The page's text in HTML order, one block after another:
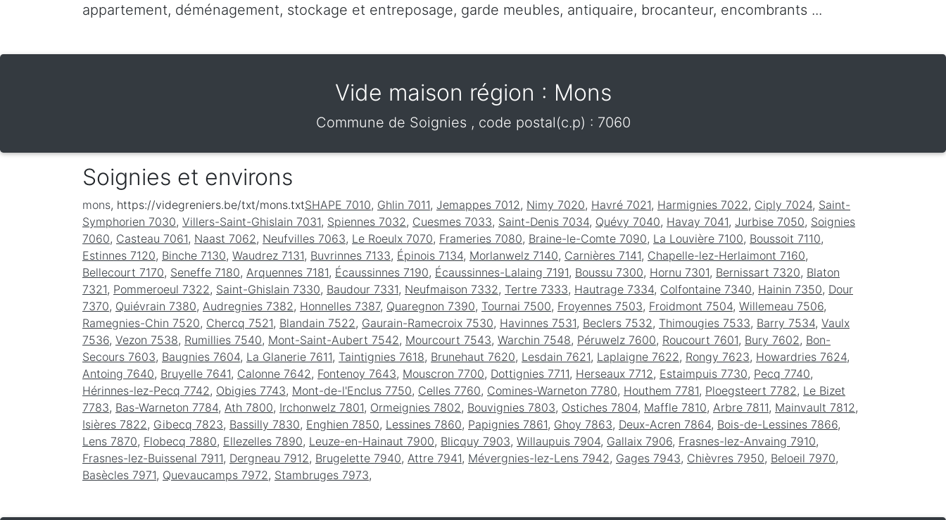
appartement, déménagement, stockage et entreposage, garde meubles, antiquaire, brocanteur, encombrants ...
Vide maison région : Mons
Commune de Soignies , code postal(c.p) : 7060
Soignies et environs
mons, https://videgreniers.be/txt/mons.txtSHAPE 7010, Ghlin 7011, Jemappes 7012 , Nimy 7020, Havré 7021, Harmignies 7022 , Ciply 7024, Saint-
Symphorien 7030, Villers-Saint-Ghislain 7031, Spiennes 7032 , Cuesmes 7033, Saint-Denis 7034, Quévy 7040, Havay 7041, Jurbise 7050, Soignies
7060, Casteau 7061, Naast 7062 , Neufvilles 7063, Le Roeulx 7070, Frameries 7080, Braine-le-Comte 7090, La Louvière 7100, Boussoit 7110,
Estinnes 7120, Binche 7130, Waudrez 7131, Buvrinnes 7133, Épinois 7134, Morlanwelz 7140, Carnières 7141, Chapelle-lez-Herlaimont 7160,
Bellecourt 7170, Seneffe 7180, Arquennes 7181, Écaussinnes 7190, Écaussinnes-Lalaing 7191, Boussu 7300, Hornu 7301, Bernissart 7320, Blaton
7321, Pommeroeul 7322 , Saint-Ghislain 7330, Baudour 7331, Neufmaison 7332 , Tertre 7333, Hautrage 7334, Colfontaine 7340, Hainin 7350, Dour
7370, Quiévrain 7380, Audregnies 7382 , Honnelles 7387, Quaregnon 7390, Tournai 7500, Froyennes 7503, Froidmont 7504, Willemeau 7506,
Ramegnies-Chin 7520, Chercq 7521, Blandain 7522 , Gaurain-Ramecroix 7530, Havinnes 7531, Beclers 7532 , Thimougies 7533, Barry 7534, Vaulx
7536, Vezon 7538, Rumillies 7540, Mont-Saint-Aubert 7542 , Mourcourt 7543, Warchin 7548, Péruwelz 7600, Roucourt 7601, Bury 7602 , Bon-
Secours 7603, Baugnies 7604, La Glanerie 7611, Taintignies 7618, Brunehaut 7620, Lesdain 7621, Laplaigne 7622 , Rongy 7623, Howardries 7624,
Antoing 7640, Bruyelle 7641, Calonne 7642 , Fontenoy 7643, Mouscron 7700, Dottignies 7711, Herseaux 7712 , Estaimpuis 7730, Pecq 7740,
Hérinnes-lez-Pecq 7742 , Obigies 7743, Mont-de-l'Enclus 7750, Celles 7760, Comines-Warneton 7780, Houthem 7781, Ploegsteert 7782 , Le Bizet
7783, Bas-Warneton 7784, Ath 7800, Irchonwelz 7801, Ormeignies 7802 , Bouvignies 7803, Ostiches 7804, Maffle 7810, Arbre 7811, Mainvault 7812 ,
Isières 7822 , Gibecq 7823, Bassilly 7830, Enghien 7850, Lessines 7860, Papignies 7861, Ghoy 7863, Deux-Acren 7864, Bois-de-Lessines 7866,
Lens 7870, Flobecq 7880, Ellezelles 7890, Leuze-en-Hainaut 7900, Blicquy 7903, Willaupuis 7904, Gallaix 7906, Frasnes-lez-Anvaing 7910,
Frasnes-lez-Buissenal 7911, Dergneau 7912 , Brugelette 7940, Attre 7941, Mévergnies-lez-Lens 7942 , Gages 7943, Chièvres 7950, Beloeil 7970,
Basècles 7971, Quevaucamps 7972 , Stambruges 7973,